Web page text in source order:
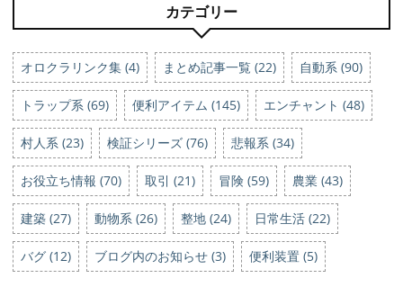
カテゴリー
オロクラリンク集 (4) まとめ記事一覧 (22) 自動系 (90)
トラップ系 (69) 便利アイテム (145) エンチャント (48)
村人系 (23) 検証シリーズ (76) 悲報系 (34)
お役立ち情報 (70) 取引 (21) 冒険 (59) 農業 (43)
建築 (27) 動物系 (26) 整地 (24) 日常生活 (22)
バグ (12) ブログ内のお知らせ (3) 便利装置 (5)